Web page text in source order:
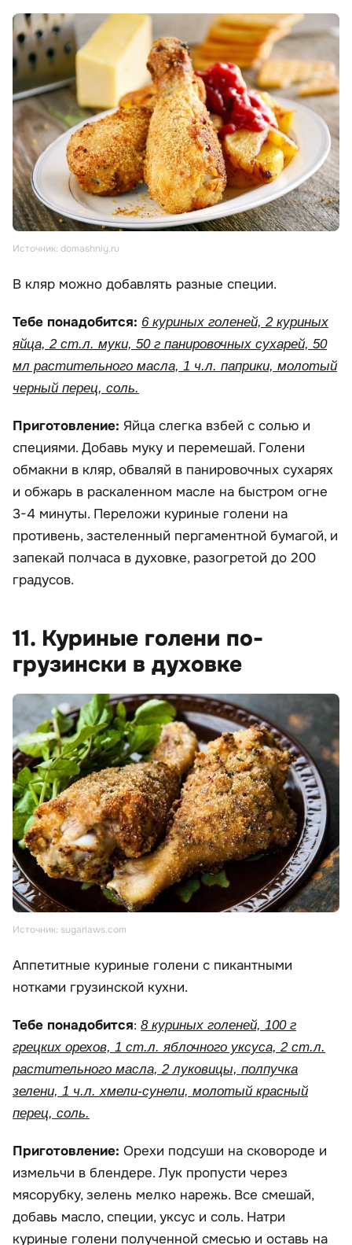
Источник: domashniy.ru
В кляр можно добавлять разные специи.
Тебе понадобится: 6 куриных голеней, 2 куриных
яйца, 2 ст.л. муки, 50 г панировочных сухарей, 50
мл растительного масла, 1 ч.л. паприки, молотый
черный перец, соль.
Приготовление: Яйца слегка взбей с солью и
специями. Добавь муку и перемешай. Голени
обмакни в кляр, обваляй в панировочных сухарях
и обжарь в раскаленном масле на быстром огне
3-4 минуты. Переложи куриные голени на
противень, застеленный пергаментной бумагой, и
запекай полчаса в духовке, разогретой до 200
градусов.
11. Куриные голени по-
грузински в духовке
Источник: sugarlaws.com
Аппетитные куриные голени с пикантными
нотками грузинской кухни.
Тебе понадобится: 8 куриных голеней, 100 г
грецких орехов, 1 ст.л. яблочного уксуса, 2 ст.л.
растительного масла, 2 луковицы, полпучка
зелени, 1 ч.л. хмели-сунели, молотый красный
перец, соль.
Приготовление: Орехи подсуши на сковороде и
измельчи в блендере. Лук пропусти через
мясорубку, зелень мелко нарежь. Все смешай,
добавь масло, специи, уксус и соль. Натри
куриные голени полученной смесью и оставь на